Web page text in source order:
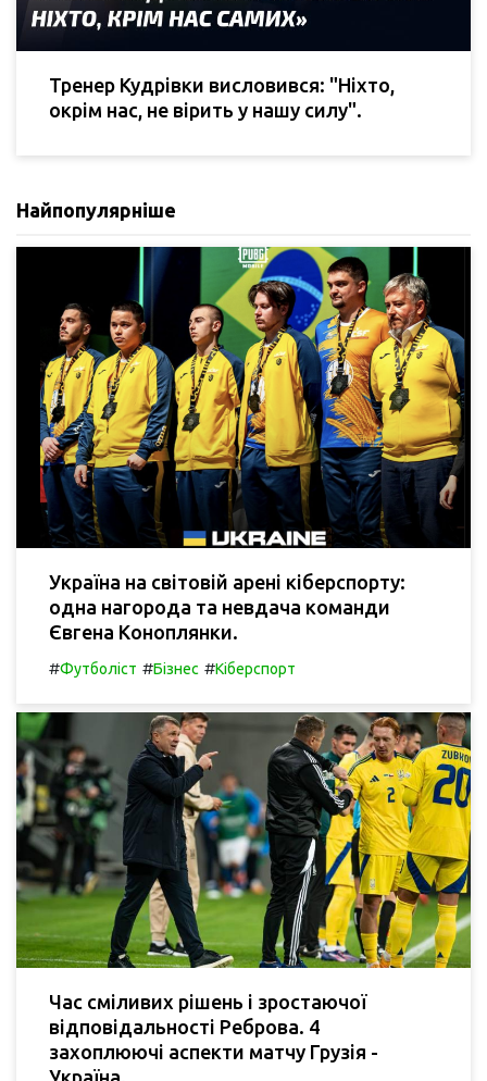
Тренер Кудрівки висловився: "Ніхто,
окрім нас, не вірить у нашу силу".
Найпопулярніше
Україна на світовій арені кіберспорту:
одна нагорода та невдача команди
Євгена Коноплянки.
#Футболіст #Бізнес #Кіберспорт
Час сміливих рішень і зростаючої
відповідальності Реброва. 4
захоплюючі аспекти матчу Грузія -
Україна.